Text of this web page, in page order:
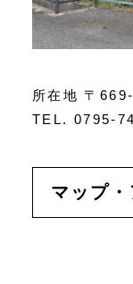
所在地 〒
TEL. 0795-
マップ